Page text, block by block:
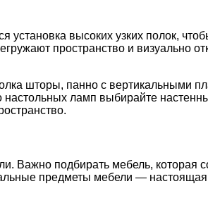
высоких узких полок,
пространство и визуально
шторы, панно с вертикальными
настольных ламп выбирайте
подбирать мебель, которая
предметы мебели — настоящая